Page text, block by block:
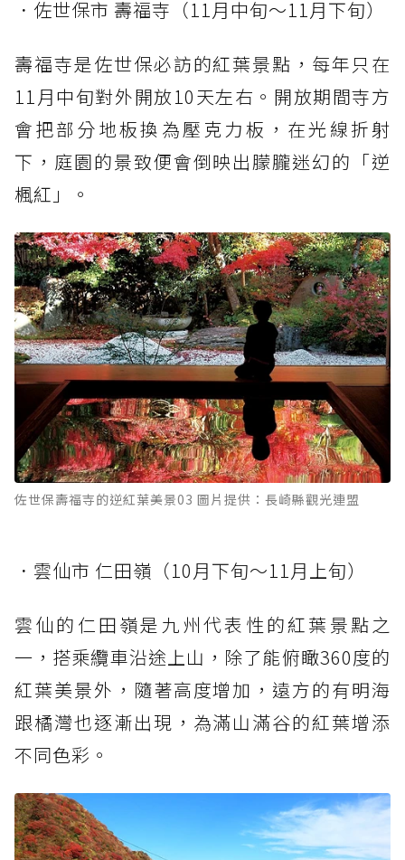
．佐世保市 壽福寺（11月中旬～11月下旬）
壽福寺是佐世保必訪的紅葉景點，每年只在
11月中旬對外開放10天左右。開放期間寺方
會把部分地板換為壓克力板，在光線折射
下，庭園的景致便會倒映出朦朧迷幻的「逆
楓紅」。
佐世保壽福寺的逆紅葉美景03 圖片提供：長崎縣觀光連盟
．雲仙市 仁田嶺（10月下旬～11月上旬）
雲仙的仁田嶺是九州代表性的紅葉景點之
一，搭乘纜車沿途上山，除了能俯瞰360度的
紅葉美景外，隨著高度增加，遠方的有明海
跟橘灣也逐漸出現，為滿山滿谷的紅葉增添
不同色彩。